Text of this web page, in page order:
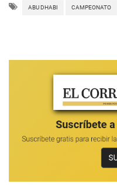
ABU DHABI CAMPEONATO